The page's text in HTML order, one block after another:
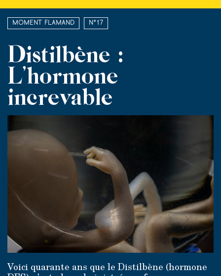
Moment Flamand N°17
Distilbène :
L’hormone
increvable
Voici quarante ans que le Distilbène (hormone